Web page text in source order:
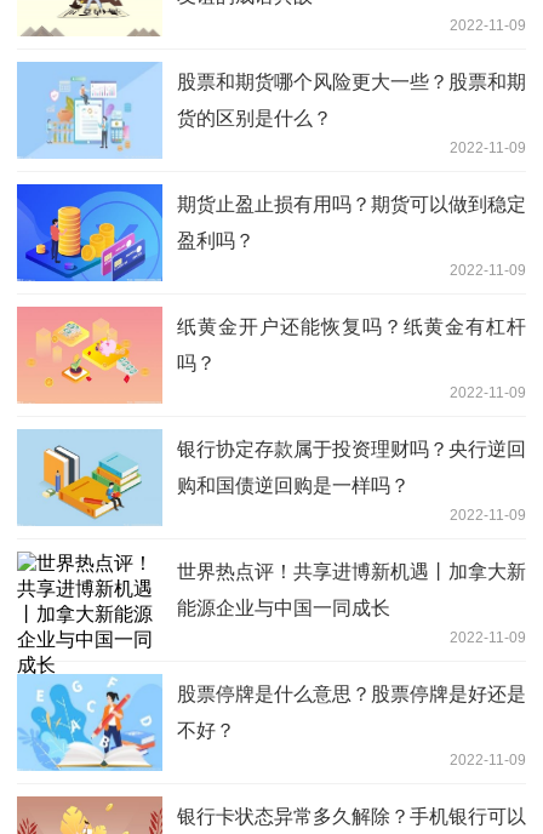
2022-11-09
股票和期货哪个风险更大一些？股票和期
货的区别是什么？
2022-11-09
期货止盈止损有用吗？期货可以做到稳定
盈利吗？
2022-11-09
纸黄金开户还能恢复吗？纸黄金有杠杆
吗？
2022-11-09
银行协定存款属于投资理财吗？央行逆回
购和国债逆回购是一样吗？
2022-11-09
世界热点评！共享进博新机遇丨加拿大新
能源企业与中国一同成长
2022-11-09
股票停牌是什么意思？股票停牌是好还是
不好？
2022-11-09
银行卡状态异常多久解除？手机银行可以